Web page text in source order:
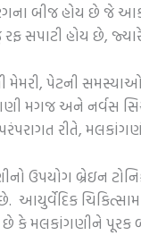
બીજ હોય ​​છે જે
સપાટી હોય છે,
મેમરી, પેટની
અને નર્વસ
રીતે,
ઉપયોગ બ્રેઇન
આયુર્વેદિક
કે મલકાંગણીને